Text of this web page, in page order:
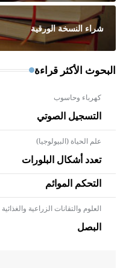
شراء النسخة الورقية
البحوث الأكثر قراءة
كهرباء وحاسوب
التسجيل الصوتي
علم الحياة (البيولوجيا)
تعدد أشكال البلورات
التحكم الموائم
العلوم والتقانات الزراعية والغذائية
البصل
- هل تعلم أن الأبلق نوع
بالعمارة الإسلامية في
المعمار على بناء